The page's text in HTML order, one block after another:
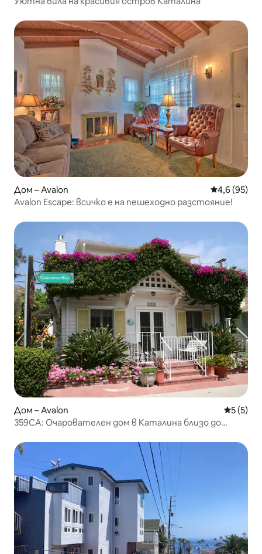
Дом – Avalon Средна
4,6 (95)
Avalon Escape: всичко е на пешеходно разстояние!
Дом – Avalon Средна
5 (5)
359CA: Очарователен дом в Каталина близо до